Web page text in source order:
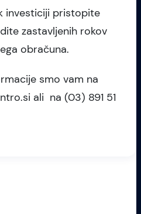
investiciji pristopite
zastavljenih rokov
obračuna.
smo vam na
ali na (03) 891 51